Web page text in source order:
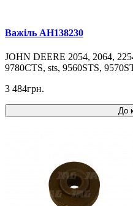
Важіль AH138230
JOHN DEERE 2054, 2064,
9780CTS, sts, 9560STS,
3 484грн.
До